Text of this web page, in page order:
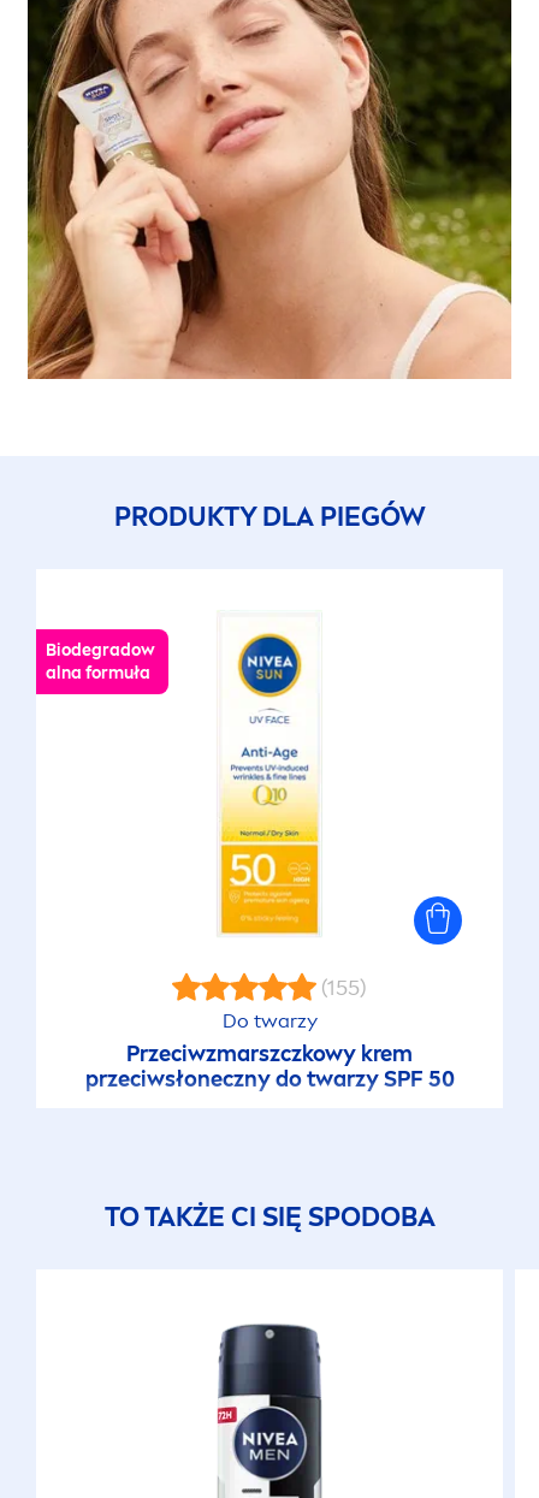
PRODUKTY DLA PIEGÓW
Biodegradow
alna formuła
(155)
Do twarzy
Przeciwzmarszczkowy krem
przeciwsłoneczny do twarzy SPF 50
TO TAKŻE CI SIĘ SPODOBA